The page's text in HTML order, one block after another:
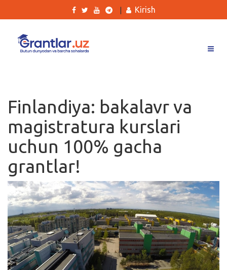
Ishlar
Kurslar
Blog
Yana
Qidirish
Kirish
Kirish
Finlandiya: bakalavr va
magistratura kurslari
uchun 100% gacha
grantlar!